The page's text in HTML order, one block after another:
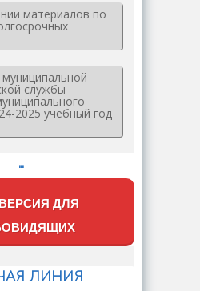
материалов по
службы
2025 учебный год
…
ВЕРСИЯ ДЛЯ
ЛИНИЯ